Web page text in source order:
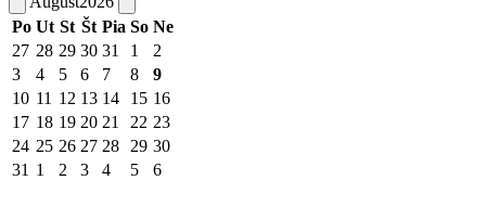
Po Ut St Št Pia So Ne
27 28 29 30 31 1
2
3
4 5 6 7 8
9
10 11 12 13 14 15 16
17 18 19 20 21 22 23
24 25 26 27 28 29 30
31 1 2 3 4 5 6